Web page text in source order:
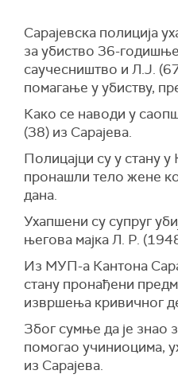
Сарајевска полиција
за убиство 36-
саучесништво и Л.Ј.
помагање у убиству,
Како се наводи у
(38) из Сарајева.
Полицајци су у стану
пронашли тело жене
дана.
Ухапшени су супруг
његова мајка Л. Р.
Из МУП-а Кантона
стану пронађени
извршења кривичног
Због сумње да је знао
помогао учиниоцима,
из Сарајева.